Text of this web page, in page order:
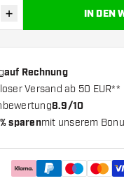
Menge erhöhen
+ IN DEN
auf Rechnung
Versand ab 50 EUR**
8.9/10
sparenmit unserem